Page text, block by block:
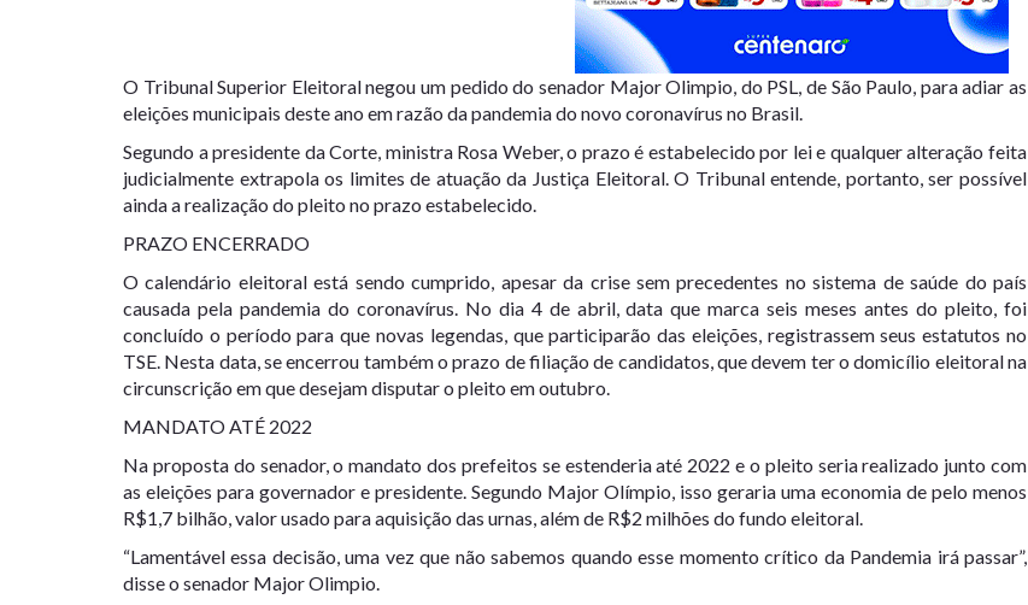
O Tribunal Superior Eleitoral negou um pedido do senador Major Olimpio, do PSL, de São Paulo, para adiar as
eleições municipais deste ano em razão da pandemia do novo coronavírus no Brasil.
Segundo a presidente da Corte, ministra Rosa Weber, o prazo é estabelecido por lei e qualquer alteração feita
judicialmente extrapola os limites de atuação da Justiça Eleitoral. O Tribunal entende, portanto, ser possível
ainda a realização do pleito no prazo estabelecido.
PRAZO ENCERRADO
O calendário eleitoral está sendo cumprido, apesar da crise sem precedentes no sistema de saúde do país
causada pela pandemia do coronavírus. No dia 4 de abril, data que marca seis meses antes do pleito, foi
concluído o período para que novas legendas, que participarão das eleições, registrassem seus estatutos no
TSE. Nesta data, se encerrou também o prazo de filiação de candidatos, que devem ter o domicílio eleitoral na
circunscrição em que desejam disputar o pleito em outubro.
MANDATO ATÉ 2022
Na proposta do senador, o mandato dos prefeitos se estenderia até 2022 e o pleito seria realizado junto com
as eleições para governador e presidente. Segundo Major Olímpio, isso geraria uma economia de pelo menos
R$1,7 bilhão, valor usado para aquisição das urnas, além de R$2 milhões do fundo eleitoral.
“Lamentável essa decisão, uma vez que não sabemos quando esse momento crítico da Pandemia irá passar”,
disse o senador Major Olimpio.